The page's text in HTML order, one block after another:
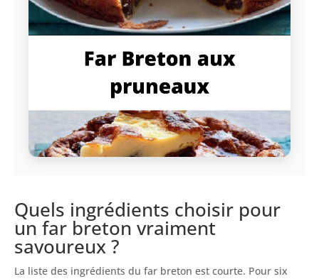
Quels ingrédients choisir pour
un far breton vraiment
savoureux ?
La liste des ingrédients du far breton est courte. Pour six